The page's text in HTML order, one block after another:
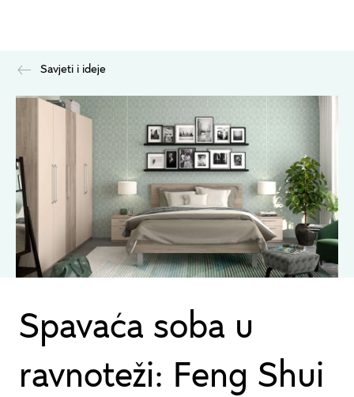
Savjeti i ideje
Spavaća soba u
ravnoteži: Feng Shui